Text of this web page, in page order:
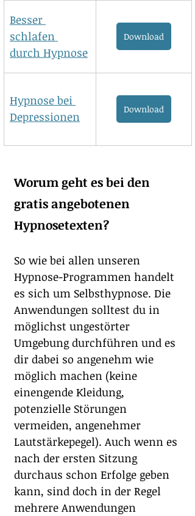
Besser
schlafen
durch Hypnose
Download
Hypnose bei
Depressionen
Download
Worum geht es bei den
gratis angebotenen
Hypnosetexten?
So wie bei allen unseren
Hypnose-Programmen handelt
es sich um Selbsthypnose. Die
Anwendungen solltest du in
möglichst ungestörter
Umgebung durchführen und es
dir dabei so angenehm wie
möglich machen (keine
einengende Kleidung,
potenzielle Störungen
vermeiden, angenehmer
Lautstärkepegel). Auch wenn es
nach der ersten Sitzung
durchaus schon Erfolge geben
kann, sind doch in der Regel
mehrere Anwendungen